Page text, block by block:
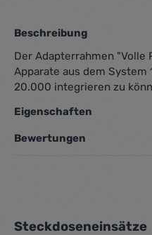
Beschreibung
Der Adapterrahmen
Apparate aus dem System
20.000 integrieren zu
Eigenschaften
Bewertungen
Produktgalerie überspringen
Steckdoseneinsätze